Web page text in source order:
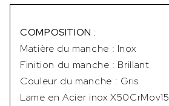
COMPOSITION :
Matière du manche : Inox
Finition du manche : Brillant
Couleur du manche : Gris
Lame en Acier inox X50CrMov15